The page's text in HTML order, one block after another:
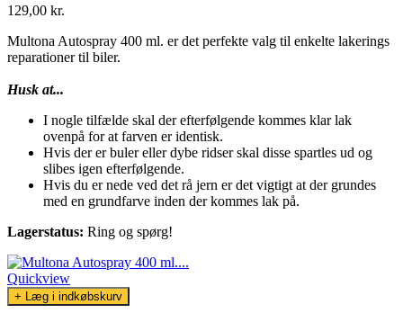
129,00 kr.
Multona Autospray 400 ml. er det perfekte valg til enkelte lakerings
reparationer til biler.
Husk at...
I nogle tilfælde skal der efterfølgende kommes klar lak
ovenpå for at farven er identisk.
Hvis der er buler eller dybe ridser skal disse spartles ud og
slibes igen efterfølgende.
Hvis du er nede ved det rå jern er det vigtigt at der grundes
med en grundfarve inden der kommes lak på.
Lagerstatus: Ring og spørg!
Quickview
+ Læg i indkøbskurv